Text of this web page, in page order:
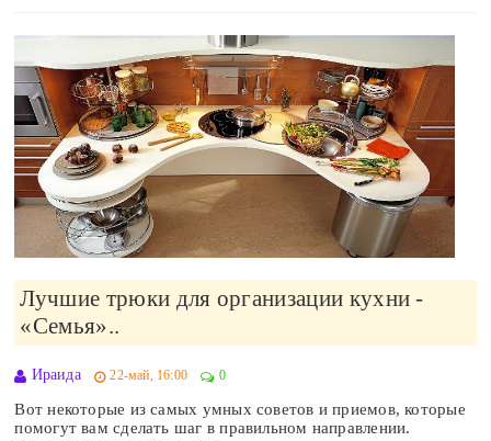
Лучшие трюки для организации кухни -
«Семья»..
Ираида 22-май, 16:00 0
Вот некоторые из самых умных советов и приемов, которые
помогут вам сделать шаг в правильном направлении.